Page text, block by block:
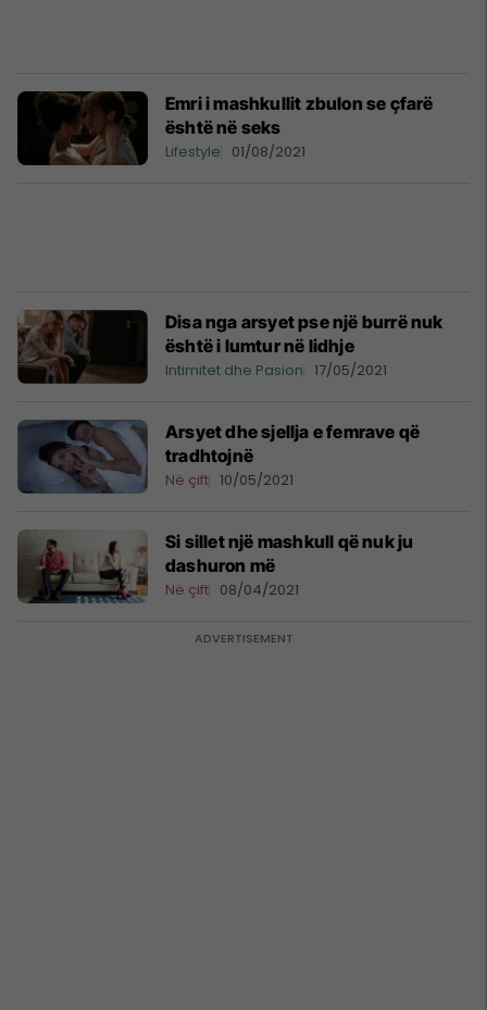
Emri i mashkullit zbulon se çfarë
është në seks
Lifestyle 01/08/2021
Disa nga arsyet pse një burrë nuk
është i lumtur në lidhje
Intimitet dhe Pasion 17/05/2021
Arsyet dhe sjellja e femrave që
tradhtojnë
Në çift 10/05/2021
Si sillet një mashkull që nuk ju
dashuron më
Në çift 08/04/2021